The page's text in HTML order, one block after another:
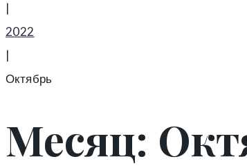
|
2022
|
Октябрь
Месяц: